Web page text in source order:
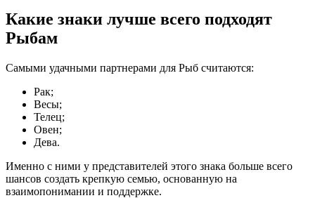
Какие знаки лучше всего подходят
Рыбам
Самыми удачными партнерами для Рыб считаются:
Рак;
Весы;
Телец;
Овен;
Дева.
Именно с ними у представителей этого знака больше всего
шансов создать крепкую семью, основанную на
взаимопонимании и поддержке.